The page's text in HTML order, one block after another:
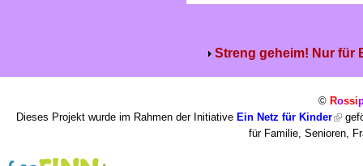
Streng geheim! Nur für
© Rossi
Dieses Projekt wurde im Rahmen der Initiative Ein Netz für Kinder
für Familie, Senioren,